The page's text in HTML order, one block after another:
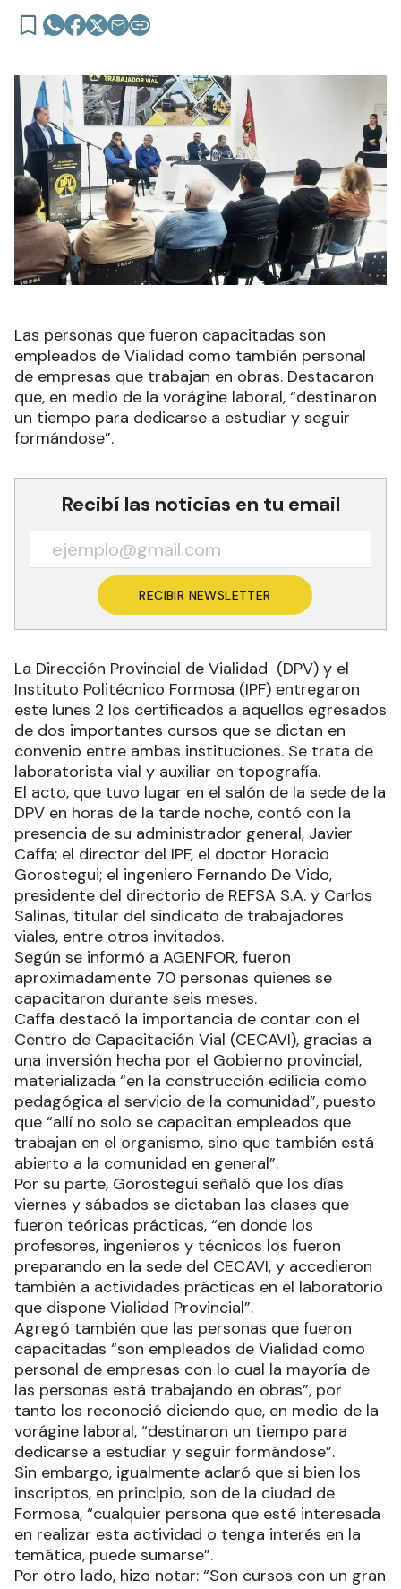
Las personas que fueron capacitadas son
empleados de Vialidad como también personal
de empresas que trabajan en obras. Destacaron
que, en medio de la vorágine laboral, “destinaron
un tiempo para dedicarse a estudiar y seguir
formándose”.
Recibí las noticias en tu email
RECIBIR NEWSLETTER
La Dirección Provincial de Vialidad (DPV) y el
Instituto Politécnico Formosa (IPF) entregaron
este lunes 2 los certificados a aquellos egresados
de dos importantes cursos que se dictan en
convenio entre ambas instituciones. Se trata de
laboratorista vial y auxiliar en topografía.
El acto, que tuvo lugar en el salón de la sede de la
DPV en horas de la tarde noche, contó con la
presencia de su administrador general, Javier
Caffa; el director del IPF, el doctor Horacio
Gorostegui; el ingeniero Fernando De Vido,
presidente del directorio de REFSA S.A. y Carlos
Salinas, titular del sindicato de trabajadores
viales, entre otros invitados.
Según se informó a AGENFOR, fueron
aproximadamente 70 personas quienes se
capacitaron durante seis meses.
Caffa destacó la importancia de contar con el
Centro de Capacitación Vial (CECAVI), gracias a
una inversión hecha por el Gobierno provincial,
materializada “en la construcción edilicia como
pedagógica al servicio de la comunidad”, puesto
que “allí no solo se capacitan empleados que
trabajan en el organismo, sino que también está
abierto a la comunidad en general”.
Por su parte, Gorostegui señaló que los días
viernes y sábados se dictaban las clases que
fueron teóricas prácticas, “en donde los
profesores, ingenieros y técnicos los fueron
preparando en la sede del CECAVI, y accedieron
también a actividades prácticas en el laboratorio
que dispone Vialidad Provincial”.
Agregó también que las personas que fueron
capacitadas “son empleados de Vialidad como
personal de empresas con lo cual la mayoría de
las personas está trabajando en obras”, por
tanto los reconoció diciendo que, en medio de la
vorágine laboral, “destinaron un tiempo para
dedicarse a estudiar y seguir formándose”.
Sin embargo, igualmente aclaró que si bien los
inscriptos, en principio, son de la ciudad de
Formosa, “cualquier persona que esté interesada
en realizar esta actividad o tenga interés en la
temática, puede sumarse”.
Por otro lado, hizo notar: “Son cursos con un gran